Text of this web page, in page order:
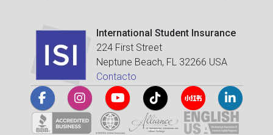
International Student Insurance
224 First Street
Neptune Beach, FL 32266 USA
Contacto